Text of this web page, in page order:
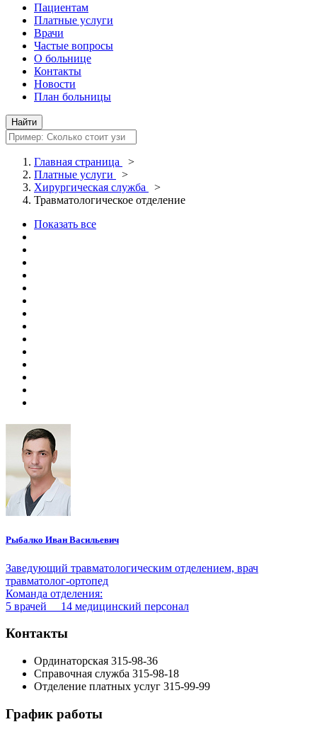
Пациентам
Платные услуги
Врачи
Частые вопросы
О больнице
Контакты
Новости
План больницы
Главная страница
>
Платные услуги
>
Хирургическая служба
>
Травматологическое отделение
Показать все
Рыбалко Иван Васильевич
Заведующий травматологическим отделением, врач
травматолог-ортопед
Команда отделения:
5 врачей 14 медицинский персонал
Контакты
Ординаторская 315-98-36
Справочная служба 315-98-18
Отделение платных услуг 315-99-99
График работы